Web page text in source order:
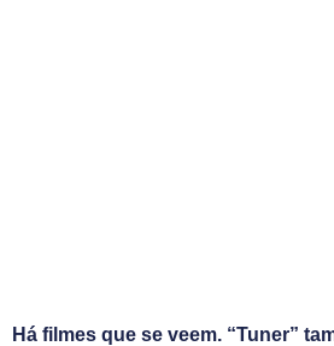
Há filmes que se veem. “Tuner”